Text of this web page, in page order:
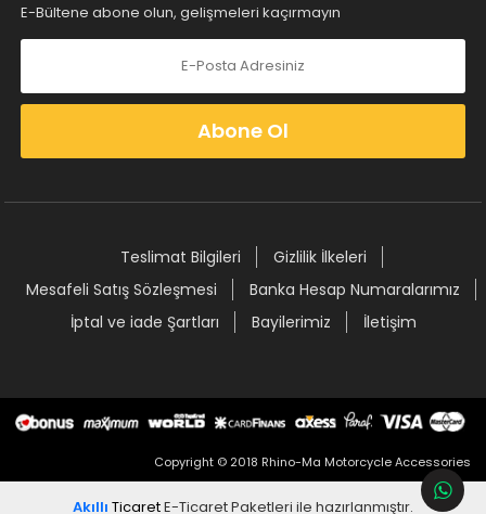
E-Bültene abone olun, gelişmeleri kaçırmayın
Abone Ol
Teslimat Bilgileri
Gizlilik İlkeleri
Mesafeli Satış Sözleşmesi
Banka Hesap Numaralarımız
İptal ve iade Şartları
Bayilerimiz İletişim
Copyright © 2018 Rhino-Ma Motorcycle Accessories
Akıllı TicaretE-Ticaret Paketleri ile hazırlanmıştır.